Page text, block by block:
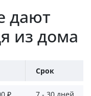
дают
из дома
Срок